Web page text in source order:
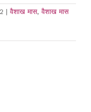
| वैशाख मास, वैशाख मास